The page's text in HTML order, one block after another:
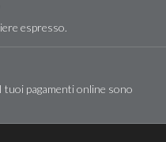
espresso.
pagamenti online sono